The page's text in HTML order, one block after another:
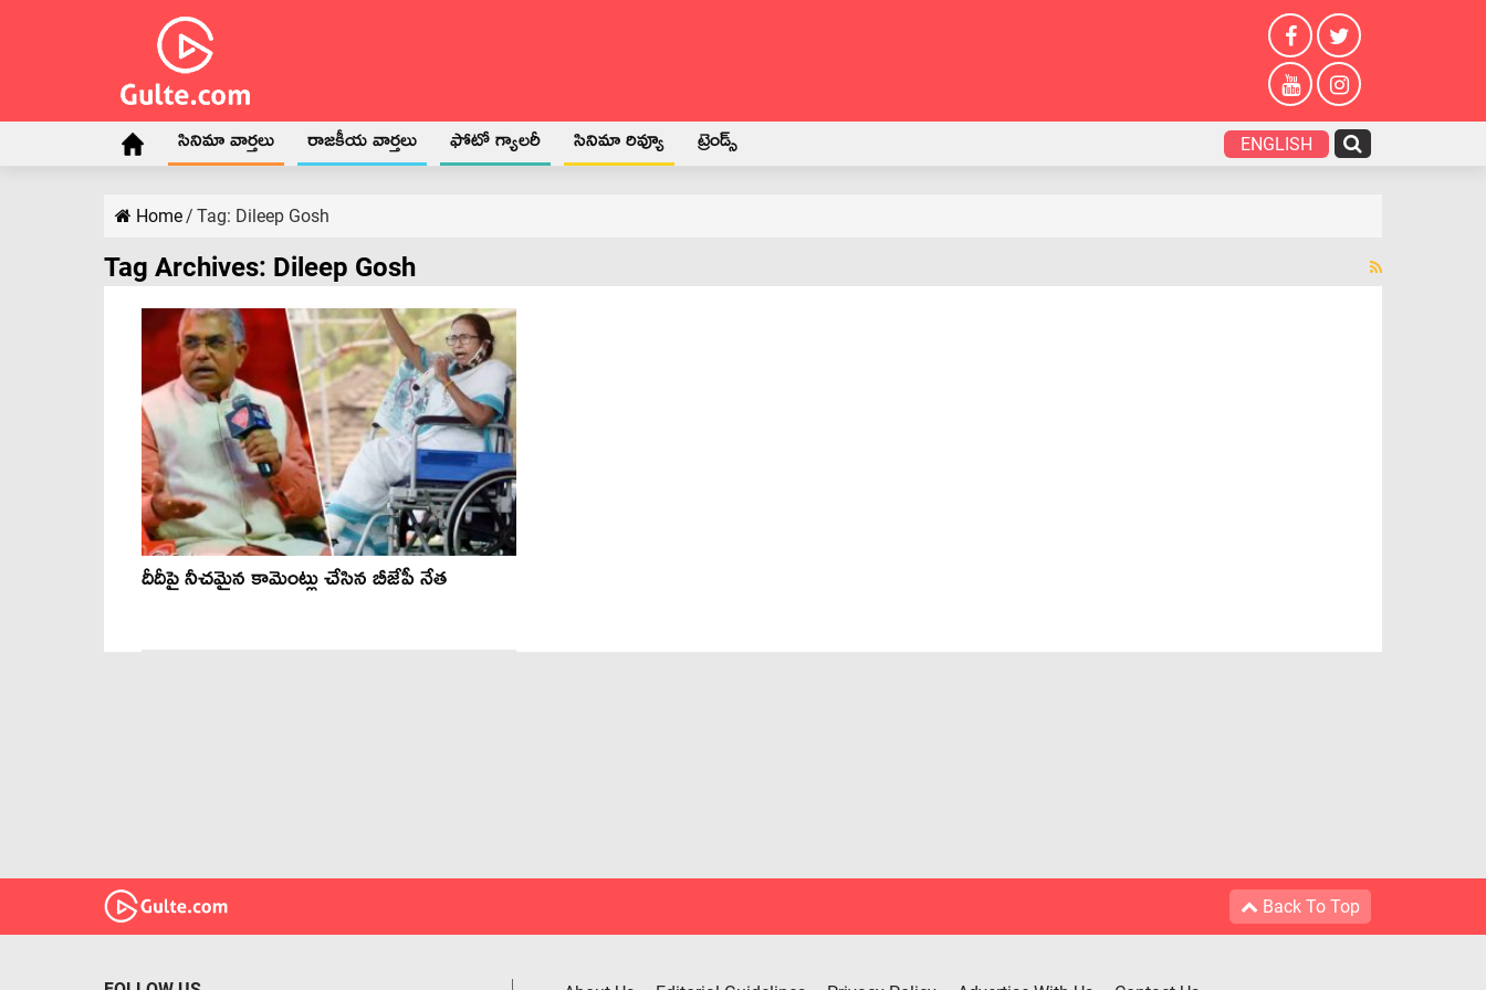
సినిమా వార్తలు రాజకీయ వార్తలు ఫోటో గ్యాలరీ సినిమా రివ్యూ ట్రెండ్స్ ENGLISH
Home/ Tag: Dileep Gosh
Tag Archives: Dileep Gosh
దీదీపై నీచమైన కామెంట్లు చేసిన బీజేపీ నేత
Back To Top